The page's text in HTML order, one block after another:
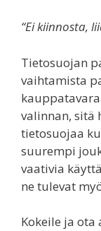
“Ei kiinnosta,
Tietosuojan
vaihtamista
valinnan, sitä
tietosuojaa
suurempi
vaativia
ne tulevat
Kokeile ja ota